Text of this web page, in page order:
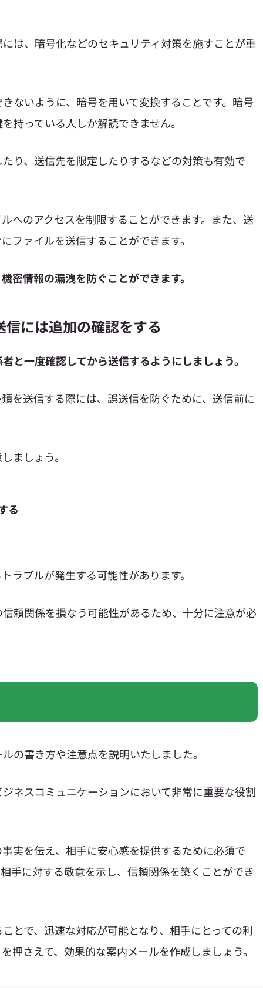
は、暗号化などのセキュリティ対策を施すことが重
ないように、暗号を用いて変換することです。暗号
持っている人しか解読できません。
り、送信先を限定したりするなどの対策も有効で
へのアクセスを制限することができます。また、送
ファイルを送信することができます。
密情報の漏洩を防ぐことができます。
には追加の確認をする
と一度確認してから送信するようにしましょう。
を送信する際には、誤送信を防ぐために、送信前に
ましょう。
る
ラブルが発生する可能性があります。
頼関係を損なう可能性があるため、十分に注意が必
の書き方や注意点を説明いたしました。
ネスコミュニケーションにおいて非常に重要な役割
実を伝え、相手に安心感を提供するために必須で
手に対する敬意を示し、信頼関係を築くことができ
とで、迅速な対応が可能となり、相手にとっての利
押さえて、効果的な案内メールを作成しましょう。